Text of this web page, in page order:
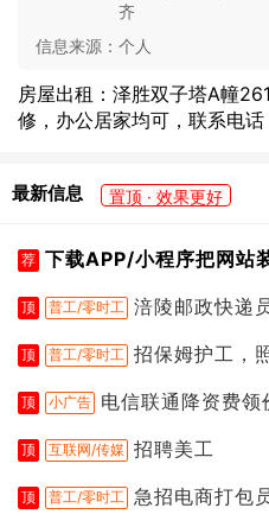
齐
信息来源： 个人
房屋出租：泽胜双子塔A幢
修，办公居家均可，联系电
最新信息 置顶 · 效果更好
荐 下载APP/小程序把网站
顶 普工/零时工 涪陵邮政快递
顶 普工/零时工 招保姆护工，
顶 小广告 电信联通降资费
顶 互联网/传媒 招聘美工
顶 普工/零时工 急招电商打包